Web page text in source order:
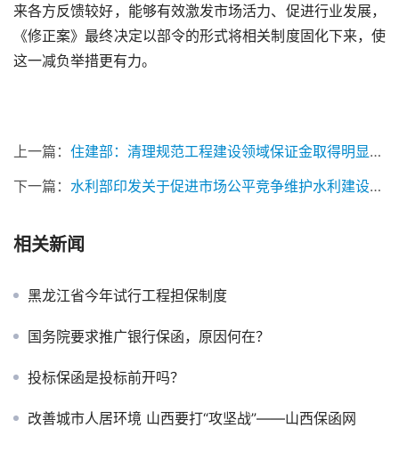
来各方反馈较好，能够有效激发市场活力、促进行业发展，
《修正案》最终决定以部令的形式将相关制度固化下来，使
这一减负举措更有力。
上一篇： 住建部：清理规范工程建设领域保证金取得明显成效
下一篇： 水利部印发关于促进市场公平竞争维护水利建设市场正常秩序的实施意见
相关新闻
黑龙江省今年试行工程担保制度
国务院要求推广银行保函，原因何在？
投标保函是投标前开吗？
改善城市人居环境 山西要打“攻坚战”——山西保函网